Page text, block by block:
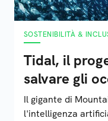
SOSTENIBILITÀ &
Tidal, il
salvare gli
Il gigante di
l'intelligenza